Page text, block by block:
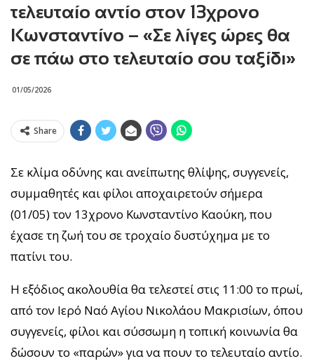
τελευταίο αντίο στον 13χρονο
Κωνσταντίνο – «Σε λίγες ώρες θα
σε πάω στο τελευταίο σου ταξίδι»
01/05/2026
Share
Σε κλίμα οδύνης και ανείπωτης θλίψης, συγγενείς,
συμμαθητές και φίλοι αποχαιρετούν σήμερα
(01/05) τον 13χρονο Κωνσταντίνο Καούκη, που
έχασε τη ζωή του σε τροχαίο δυστύχημα με το
πατίνι του.
Η εξόδιος ακολουθία θα τελεστεί στις 11:00 το πρωί,
από τον Ιερό Ναό Αγίου Νικολάου Μακρισίων, όπου
συγγενείς, φίλοι και σύσσωμη η τοπική κοινωνία θα
δώσουν το «παρών» για να πουν το τελευταίο αντίο.